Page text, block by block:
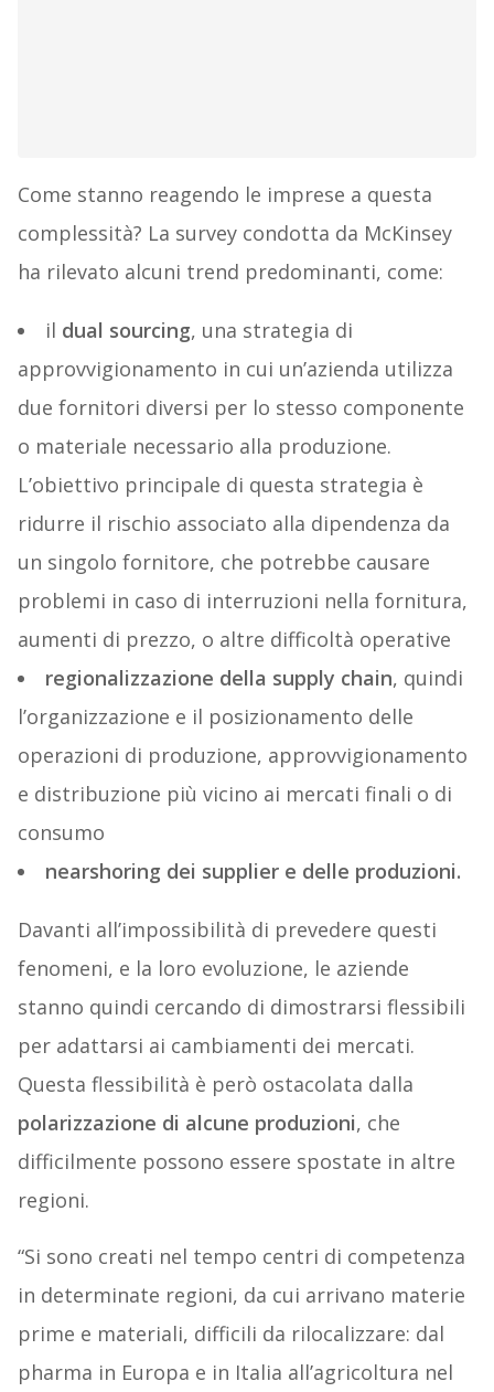
Come stanno reagendo le imprese a questa
complessità? La survey condotta da McKinsey
ha rilevato alcuni trend predominanti, come:
il dual sourcing, una strategia di
approvvigionamento in cui un’azienda utilizza
due fornitori diversi per lo stesso componente
o materiale necessario alla produzione.
L’obiettivo principale di questa strategia è
ridurre il rischio associato alla dipendenza da
un singolo fornitore, che potrebbe causare
problemi in caso di interruzioni nella fornitura,
aumenti di prezzo, o altre difficoltà operative
regionalizzazione della supply chain, quindi
l’organizzazione e il posizionamento delle
operazioni di produzione, approvvigionamento
e distribuzione più vicino ai mercati finali o di
consumo
nearshoring dei supplier e delle produzioni.
Davanti all’impossibilità di prevedere questi
fenomeni, e la loro evoluzione, le aziende
stanno quindi cercando di dimostrarsi flessibili
per adattarsi ai cambiamenti dei mercati.
Questa flessibilità è però ostacolata dalla
polarizzazione di alcune produzioni, che
difficilmente possono essere spostate in altre
regioni.
“Si sono creati nel tempo centri di competenza
in determinate regioni, da cui arrivano materie
prime e materiali, difficili da rilocalizzare: dal
pharma in Europa e in Italia all’agricoltura nel